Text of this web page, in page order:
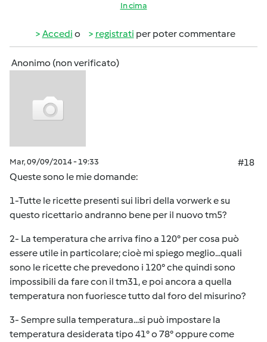
In cima
Accedi o registrati per poter commentare
Anonimo (non verificato)
Mar, 09/09/2014 - 19:33
#18
Queste sono le mie domande:
1-Tutte le ricette presenti sui libri della vorwerk e su
questo ricettario andranno bene per il nuovo tm5?
2- La temperatura che arriva fino a 120° per cosa può
essere utile in particolare; cioè mi spiego meglio...quali
sono le ricette che prevedono i 120° che quindi sono
impossibili da fare con il tm31, e poi ancora a quella
temperatura non fuoriesce tutto dal foro del misurino?
3- Sempre sulla temperatura...si può impostare la
temperatura desiderata tipo 41° o 78° oppure come